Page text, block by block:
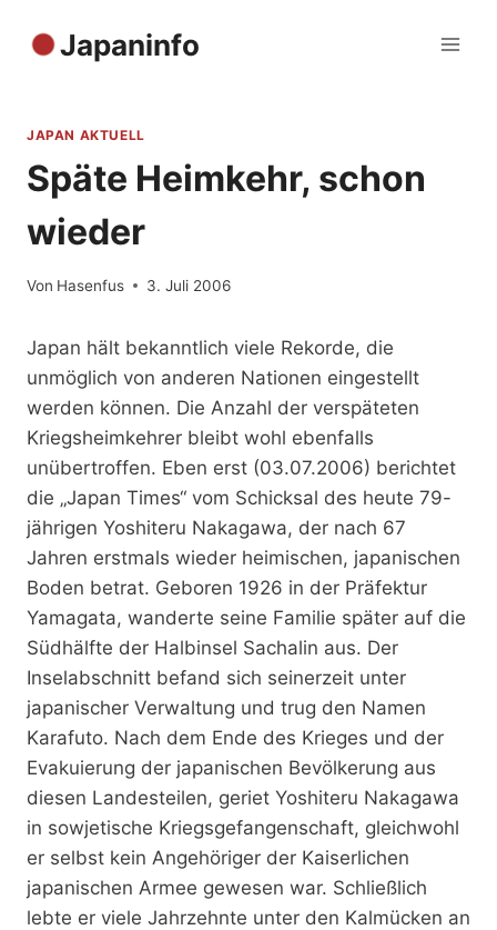
Inhalt
Japaninfo
JAPAN AKTUELL
Späte Heimkehr, schon
wieder
Von Hasenfus 3. Juli 2006
Japan hält bekanntlich viele Rekorde, die
unmöglich von anderen Nationen eingestellt
werden können. Die Anzahl der verspäteten
Kriegsheimkehrer bleibt wohl ebenfalls
unübertroffen. Eben erst (03.07.2006) berichtet
die „Japan Times“ vom Schicksal des heute 79-
jährigen Yoshiteru Nakagawa, der nach 67
Jahren erstmals wieder heimischen, japanischen
Boden betrat. Geboren 1926 in der Präfektur
Yamagata, wanderte seine Familie später auf die
Südhälfte der Halbinsel Sachalin aus. Der
Inselabschnitt befand sich seinerzeit unter
japanischer Verwaltung und trug den Namen
Karafuto. Nach dem Ende des Krieges und der
Evakuierung der japanischen Bevölkerung aus
diesen Landesteilen, geriet Yoshiteru Nakagawa
in sowjetische Kriegsgefangenschaft, gleichwohl
er selbst kein Angehöriger der Kaiserlichen
japanischen Armee gewesen war. Schließlich
lebte er viele Jahrzehnte unter den Kalmücken an